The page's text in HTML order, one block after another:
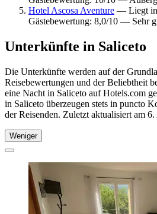
Hotel Ascosa Aventure — Liegt in
Gästebewertung: 8,0/10 — Sehr
Unterkünfte in Saliceto
Die Unterkünfte werden auf der
Reisebewertungen und der Beliebtheit
eine Nacht in Saliceto auf Hotels.com
in Saliceto überzeugen stets in puncto
der Reisenden. Zuletzt aktualisiert am 6.
Weniger